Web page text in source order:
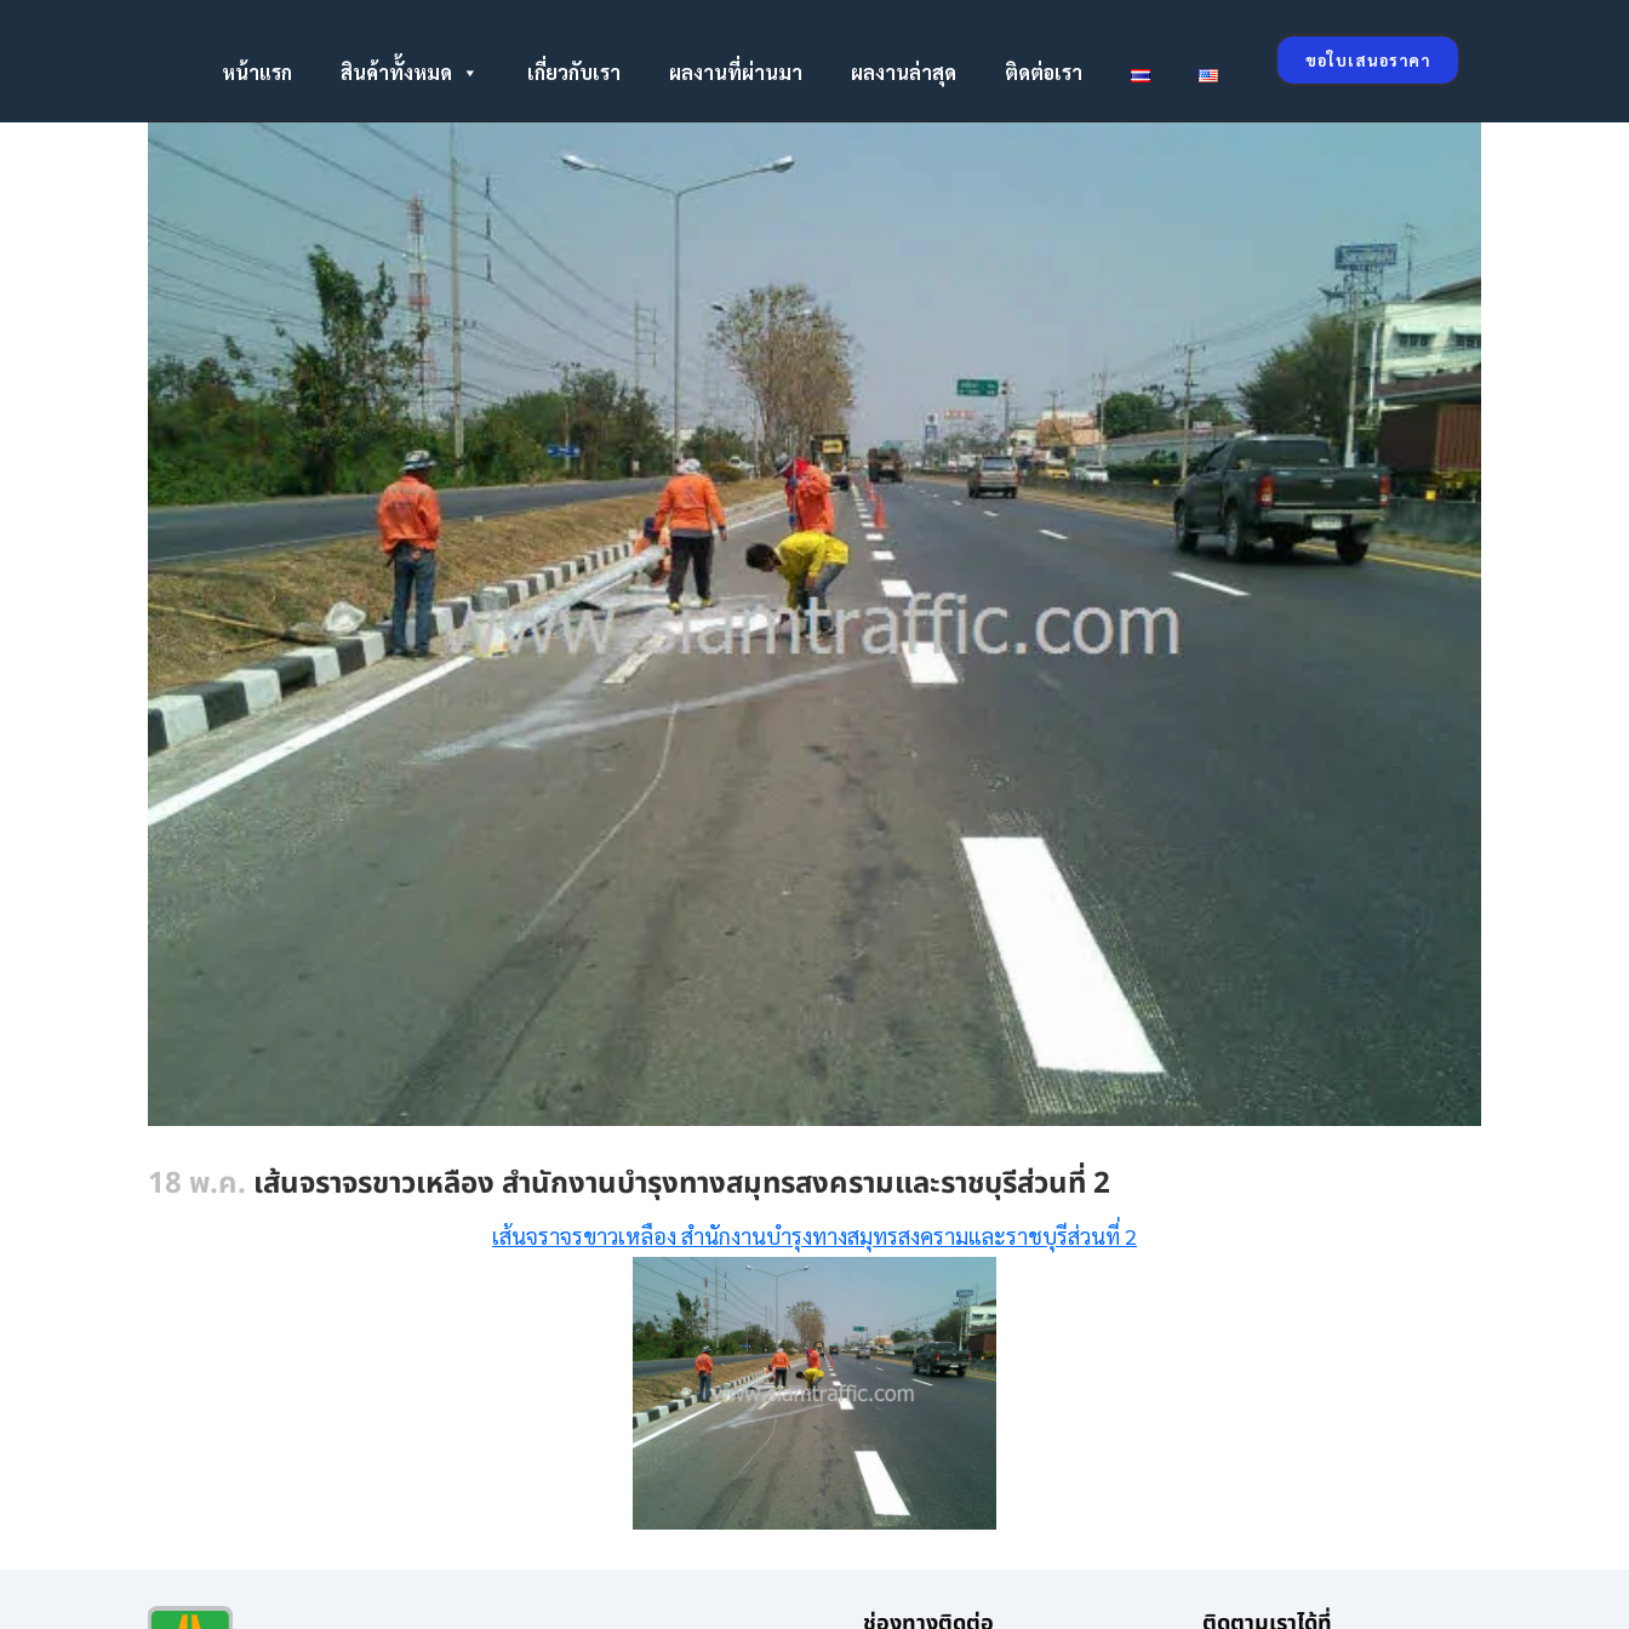
ขอใบเสนอราคา
หน้าแรก สินค้าทั้งหมด เกี่ยวกับเรา ผลงานที่ผ่านมา ผลงานล่าสุด ติดต่อเรา
18 พ.ค. เส้นจราจรขาวเหลือง สำนักงานบำรุงทางสมุทรสงครามและราชบุรีส่วนที่ 2
เส้นจราจรขาวเหลือง สำนักงานบำรุงทางสมุทรสงครามและราชบุรีส่วนที่ 2